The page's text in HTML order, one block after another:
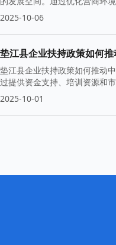
2025-10-06
垫江县企业扶持政策如何
垫江县企业扶持政策如何推动
过提供资金支持、培训资源和
2025-10-01